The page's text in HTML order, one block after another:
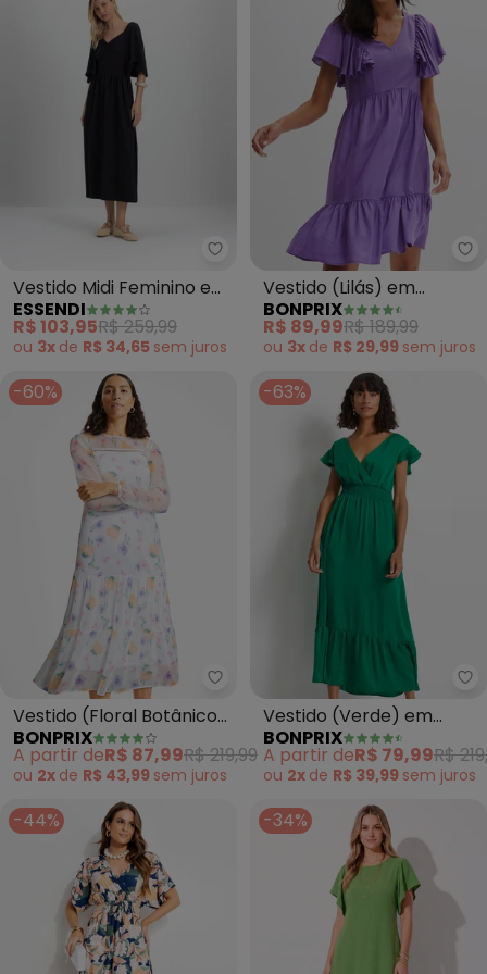
Essendi - Vestido Midi
Vestido Midi Feminino em
Cotton (Preto)
ESSENDI
R$ 103,95R$ 259,99
ou 3x de R$ 34,65 sem juros
Vestido (Lilás) em
Viscose Plana
BONPRIX
R$ 89,99R$ 189,99
ou 3x de R$ 29,99 sem juros
-60%
bonprix - Vestido (Floral
Vestido (Floral Botânico)
em Tule
BONPRIX
A partir deR$ 87,99R$ 219,99
ou 2x de R$ 43,99 sem juros
-63%
Vestido (Verde) em
Viscose Plana
BONPRIX
A partir deR$ 79,99R$
ou 2x de R$ 39,99 sem juros
-44% -34%